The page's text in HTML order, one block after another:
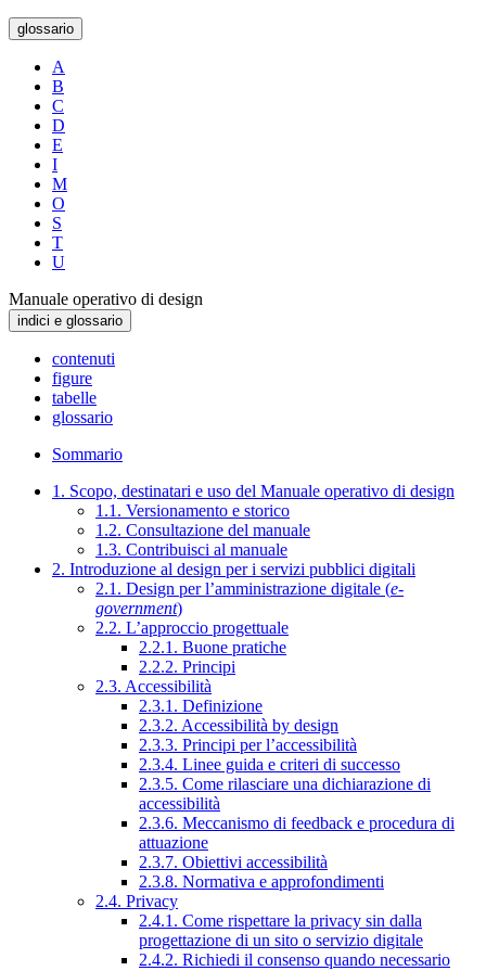
glossario
A
B
C
D
E
I
M
O
S
T
U
Manuale operativo di design
indici e glossario
contenuti
figure
tabelle
glossario
Sommario
1. Scopo, destinatari e uso del Manuale operativo di design
1.1. Versionamento e storico
1.2. Consultazione del manuale
1.3. Contribuisci al manuale
2. Introduzione al design per i servizi pubblici digitali
2.1. Design per l’amministrazione digitale (e-
government)
2.2. L’approccio progettuale
2.2.1. Buone pratiche
2.2.2. Principi
2.3. Accessibilità
2.3.1. Definizione
2.3.2. Accessibilità by design
2.3.3. Principi per l’accessibilità
2.3.4. Linee guida e criteri di successo
2.3.5. Come rilasciare una dichiarazione di
accessibilità
2.3.6. Meccanismo di feedback e procedura di
attuazione
2.3.7. Obiettivi accessibilità
2.3.8. Normativa e approfondimenti
2.4. Privacy
2.4.1. Come rispettare la privacy sin dalla
progettazione di un sito o servizio digitale
2.4.2. Richiedi il consenso quando necessario